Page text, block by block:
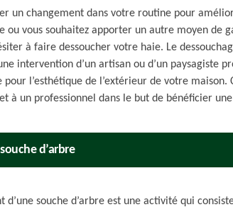
un changement dans votre routine pour
ou vous souhaitez apporter un autre moyen de
à faire dessoucher votre haie. Le
intervention d’un artisan ou d’un paysagiste
pour l’esthétique de l’extérieur de votre
à un professionnel dans le but de bénéficier
d’arbre
d’une souche d’arbre est une activité qui